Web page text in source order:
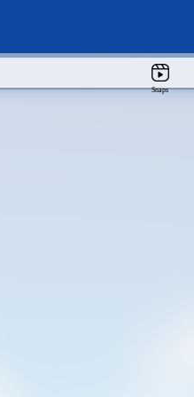
Snaps